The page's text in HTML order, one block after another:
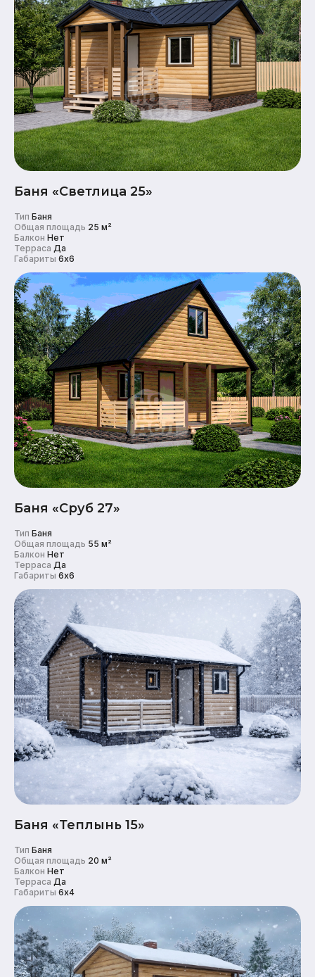
Баня «Светлица 25»
Тип Баня
Общая площадь 25 м²
Балкон Нет
Терраса Да
Габариты 6x6
Баня «Сруб 27»
Тип Баня
Общая площадь 55 м²
Балкон Нет
Терраса Да
Габариты 6x6
Баня «Теплынь 15»
Тип Баня
Общая площадь 20 м²
Балкон Нет
Терраса Да
Габариты 6x4
Контакты
О компании
Наши работы Бани
+7 921 900 31 35
+7 931 001 66 10
Ленинградская область, г.
Тосно, ш. Барыбина, 60Б, стр. 1
КОНТАКТЫ